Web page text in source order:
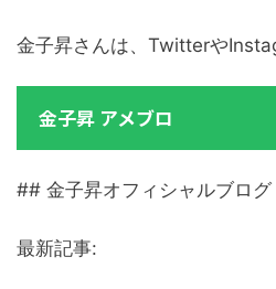
金子昇さんは、Twitterや
金子昇 アメブロ
## 金子昇オフィシャルブログ
最新記事: